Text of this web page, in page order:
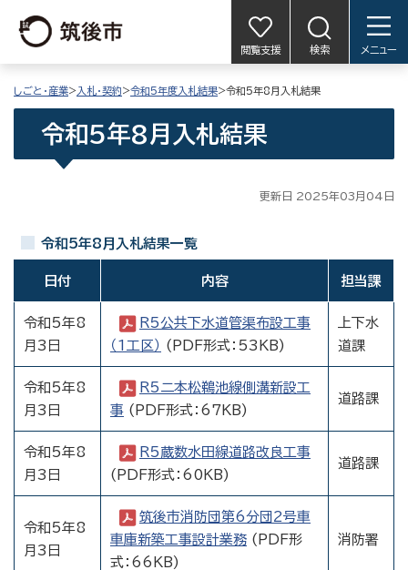
閲覧支援 検索 メニュー
しごと・産業>入札・契約>令和5年度入札結果>令和5年8月入札結果
令和5年8月入札結果
更新日 2025年03月04日
令和5年8月入札結果一覧
日付 内容 担当課
令和5年8
月3日
R5公共下水道管渠布設工事
（1工区） (PDF形式：53KB)
上下水
道課
令和5年8
月3日
R5二本松鵜池線側溝新設工
事 (PDF形式：67KB)
道路課
令和5年8
月3日
R5蔵数水田線道路改良工事
(PDF形式：60KB)
道路課
令和5年8
月3日
筑後市消防団第6分団2号車
車庫新築工事設計業務 (PDF形
式：66KB)
消防署